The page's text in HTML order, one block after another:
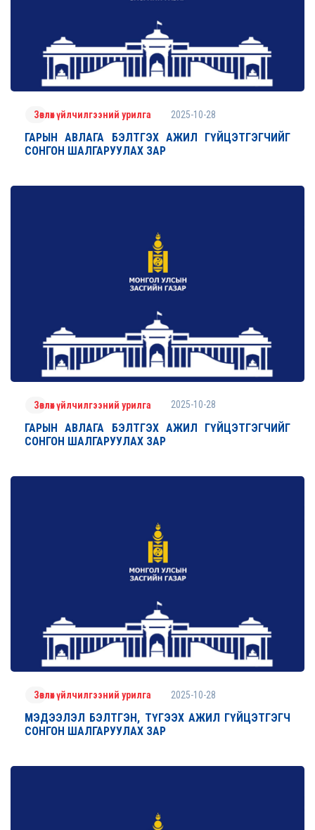
Зөвлөх үйлчилгээний урилга 2025-10-28
ГАРЫН АВЛАГА БЭЛТГЭХ АЖИЛ ГҮЙЦЭТГЭГЧИЙГ
СОНГОН ШАЛГАРУУЛАХ ЗАР
Зөвлөх үйлчилгээний урилга 2025-10-28
ГАРЫН АВЛАГА БЭЛТГЭХ АЖИЛ ГҮЙЦЭТГЭГЧИЙГ
СОНГОН ШАЛГАРУУЛАХ ЗАР
Зөвлөх үйлчилгээний урилга 2025-10-28
МЭДЭЭЛЭЛ БЭЛТГЭН, ТҮГЭЭХ АЖИЛ ГҮЙЦЭТГЭГЧ
СОНГОН ШАЛГАРУУЛАХ ЗАР